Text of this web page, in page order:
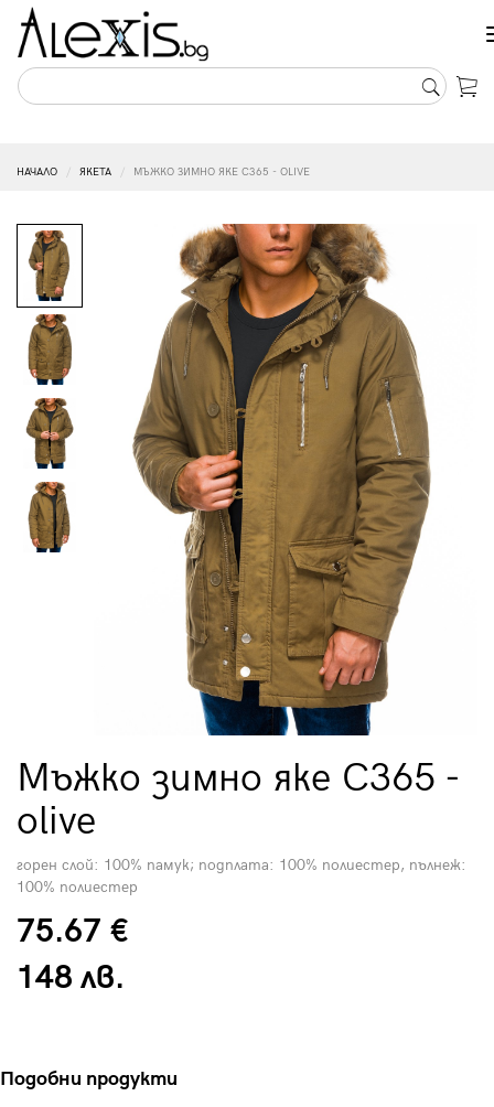
НАЧАЛО ЯКЕТА МЪЖКО ЗИМНО ЯКЕ C365 - OLIVE
Мъжко зимно яке C365 -
olive
горен слой: 100% памук; подплата: 100% полиестер, пълнеж:
100% полиестер
75.67 €
148 лв.
Подобни продукти